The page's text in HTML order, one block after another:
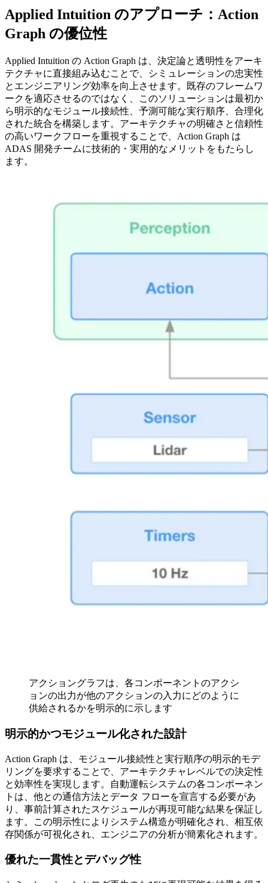
Applied Intuition のアプローチ：Action
Graph の優位性
Applied Intuition の Action Graph は、決定論と透明性をアーキ
テクチャに直接組み込むことで、シミュレーションの忠実性
とエンジニアリング効率を向上させます。既存のフレームワ
ークを適応させるのではなく、このソリューションは最初か
ら明示的なモジュール接続性、予測可能な実行順序、合理化
された統合を構築します。アーキテクチャの明確さと信頼性
の高いワークフローを重視することで、Action Graph は
ADAS 開発チームに技術的・実用的なメリットをもたらし
ます。
アクショングラフは、各コンポーネントのアクシ
ョンの出力が他のアクションの入力にどのように
供給されるかを明示的に示します
明示的かつモジュール化された設計
Action Graph は、モジュール接続性と実行順序の明示的モデ
リングを要求することで、アーキテクチャレベルでの決定性
と効率性を実現します。自動運転システムの各コンポーネン
トは、他との通信方法とデータ フローを宣言する必要があ
り、事前計算されたスケジュールが再現可能な結果を保証し
ます。この明示性によりシステム構造が明確化され、相互依
存関係が可視化され、エンジニアの分析が簡素化されます。
優れた一貫性とデバッグ性